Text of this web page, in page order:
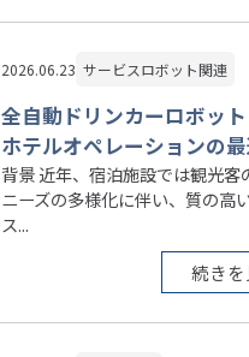
2026.06.23 サービスロボット関連
全自動ドリンカーロボッ
ホテルオペレーションの
背景 近年、宿泊施設では観光客
ニーズの多様化に伴い、質の高
ス...
続きを